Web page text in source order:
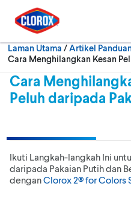
Langkau ke navigasi utama
Langkau ke kandungan
Langkau ke pengaki
Laman Utama /Artikel
Cara Menghilangkan Kesan
Cara
Peluh daripada
Ikuti Langkah-langkah Ini
daripada Pakaian Putih dan
denganClorox 2® for Colors